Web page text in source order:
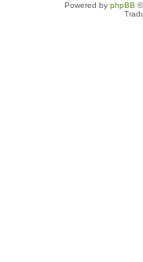
Powered by phpBB